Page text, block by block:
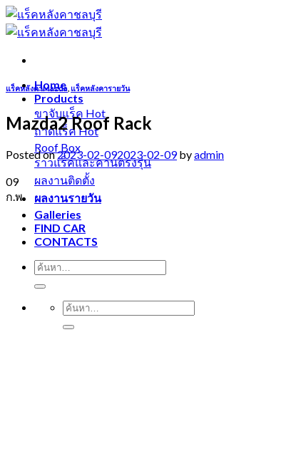
Skip
to
content
Home
Products
ขาจับแร็ค
ถาดแร็ค
Roof Box
ราวแร็คและคานตรงรุ่น
ผลงานติดตั้ง
ผลงานรายวัน
Galleries
FIND CAR
CONTACTS
แร็คหลังคาMazda แร็คหลังคารายวัน
Mazda2 Roof Rack
Posted on2023-02-092023-02-09byadmin
09
ก.พ.